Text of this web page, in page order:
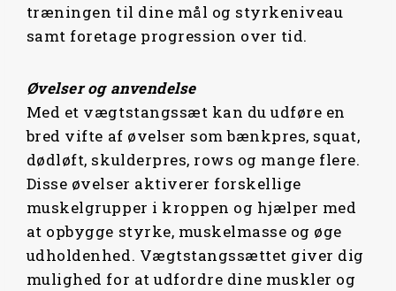
træningen til dine mål og styrkeniveau
samt foretage progression over tid.
Øvelser og anvendelse
Med et vægtstangssæt kan du udføre en
bred vifte af øvelser som bænkpres, squat,
dødløft, skulderpres, rows og mange flere.
Disse øvelser aktiverer forskellige
muskelgrupper i kroppen og hjælper med
at opbygge styrke, muskelmasse og øge
udholdenhed. Vægtstangssættet giver dig
mulighed for at udfordre dine muskler og